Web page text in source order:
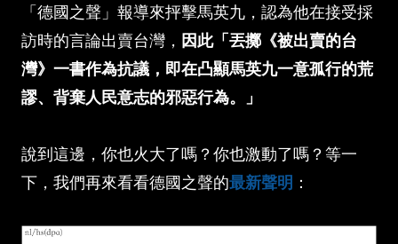
「德國之聲」報導來抨擊馬英九，認為他在接受採
訪時的言論出賣台灣， 因此「丟擲《被出賣的台
灣》一書作為抗議，即在凸顯馬英九一意孤行的荒
謬、背棄人民意志的邪惡行為。」
說到這邊，你也火大了嗎？你也激動了嗎？等一
下，我們再來看看德國之聲的最新聲明 ：